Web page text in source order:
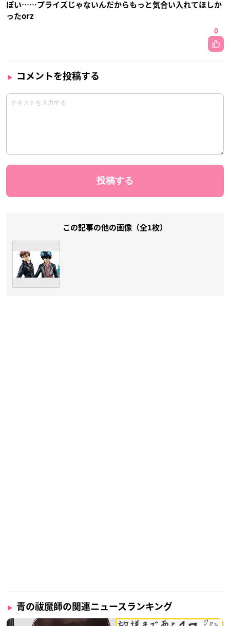
ぽい……プライズじゃないんだからもっと気合い入れてほしか
ったorz
0
コメントを投稿する
この記事の他の画像（全1枚）
青の祓魔師の関連ニュースランキング